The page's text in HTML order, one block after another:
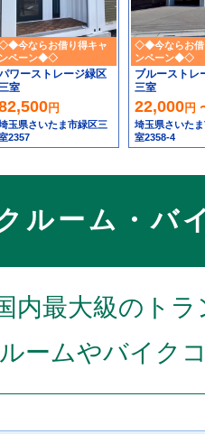
今ならお借り得キャ
ンペーン◆◇
ワーストレージ緑区
三室
円
玉県さいたま市緑区三
2357
◇◆今ならお借
ンペーン◆◇
ブルーストレ
三室
22,000円
埼玉県さいた
室2358-4
ルーム・バ
内最大級のト
ームやバイク